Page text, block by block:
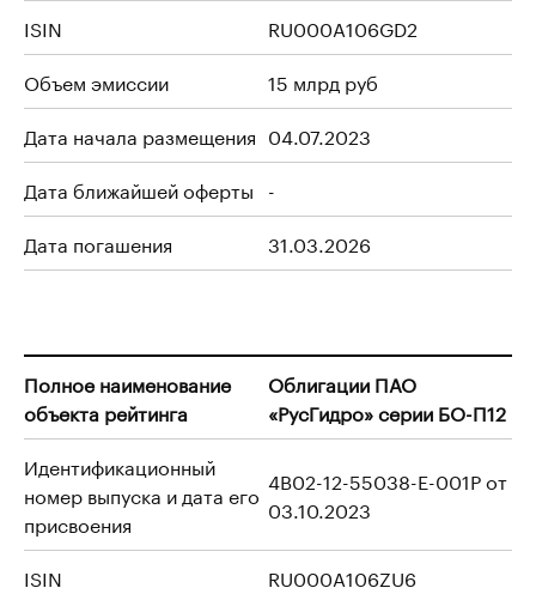
ISIN
RU000A106GD2
Объем эмиссии
15 млрд руб
Дата начала размещения 04.07.2023
Дата ближайшей оферты -
Дата погашения
31.03.2026
Полное наименование
объекта рейтинга
Облигации ПАО
«РусГидро» серии БО-П12
Идентификационный
номер выпуска и дата его
присвоения
4B02-12-55038-E-001P от
03.10.2023
ISIN RU000A106ZU6